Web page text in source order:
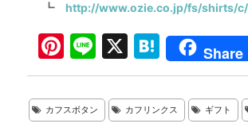
┗ http://www.ozie.co.jp/fs/shirts/
Pi
nt
er
e
Li
n
e
X
H
at
e
n
Share
カフスボタン カフリンクス ギフト